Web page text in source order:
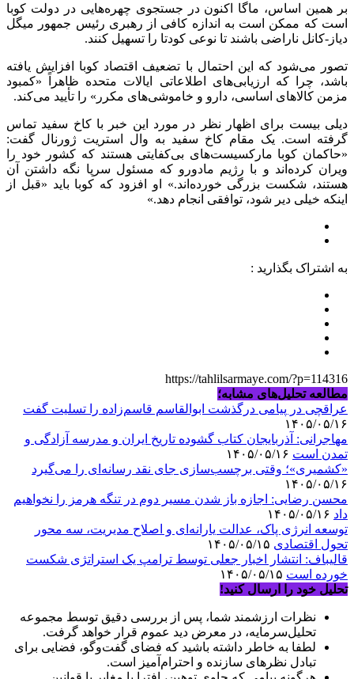
بر همین اساس، ماگا اکنون در جستجوی چهره‌هایی در دولت کوبا
است که ممکن است به اندازه کافی از رهبری رئیس جمهور میگل
دیاز-کانل ناراضی باشند تا نوعی کودتا را تسهیل کنند.
تصور می‌شود که این احتمال با تضعیف اقتصاد کوبا افزایش یافته
باشد، چرا که ارزیابی‌های اطلاعاتی ایالات متحده ظاهراً «کمبود
مزمن کالاهای اساسی، دارو و خاموشی‌های مکرر» را تأیید می‌کند.
دیلی بیست برای اظهار نظر در مورد این خبر با کاخ سفید تماس
گرفته است. یک مقام کاخ سفید به وال استریت ژورنال گفت:
«حاکمان کوبا مارکسیست‌های بی‌کفایتی هستند که کشور خود را
ویران کرده‌اند و با رژیم مادورو که مسئول سرپا نگه داشتن آن
هستند، شکست بزرگی خورده‌اند.» او افزود که کوبا باید «قبل از
اینکه خیلی دیر شود، توافقی انجام دهد.»
به اشتراک بگذارید :
https://tahlilsarmaye.com/?p=114316
مطالعه تحلیل‌های مشابه؛
عراقچی در پیامی درگذشت ابوالقاسم قاسم‌زاده را تسلیت گفت
۱۴۰۵/۰۵/۱۶
مهاجرانی: آذربایجان کتاب گشوده تاریخ ایران و مدرسه آزادگی و
تمدن است
«کشمیری»؛ وقتی برچسب‌سازی جای نقد رسانه‌ای را می‌گیرد
۱۴۰۵/۰۵/۱۶
محسن رضایی: اجازه باز شدن مسیر دوم در تنگه هرمز را نخواهیم
داد
توسعه انرژی پاک، عدالت یارانه‌ای و اصلاح مدیریت، سه محور
تحول اقتصادی
قالیباف: انتشار اخبار جعلی توسط ترامپ یک استراتژی شکست
خورده است
تحلیل خود را ارسال کنید!
نظرات ارزشمند شما، پس از بررسی دقیق توسط مجموعه
تحلیل‌سرمایه، در معرض دید عموم قرار خواهد گرفت.
لطفا به خاطر داشته باشید که فضای گفت‌وگو، فضایی برای
تبادل نظرهای سازنده و احترام‌آمیز است.